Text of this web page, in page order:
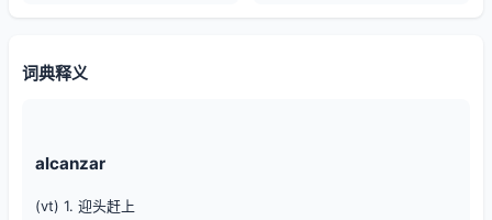
词典释义
alcanzar
(vt) 1. 迎头赶上